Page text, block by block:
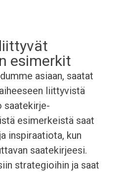
esimerkit
asiaan, saatat
liittyvistä
saatekirje-
esimerkeistä saat
inspiraatiota, kun
saatekirjeesi.
strategioihin ja saat